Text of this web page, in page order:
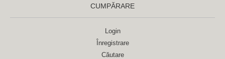
CUMPĂRARE
Login
Înregistrare
Căutare